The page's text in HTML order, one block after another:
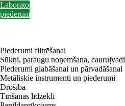
Laboratorijas
piederumi
Piederumi filtrēšanai
Sūkņi, paraugu noņemšana, cauruļvadi
Piederumi glabāšanai un pārvadāšanai
Metāliskie instrumenti un piederumi
Drošība
Tīrīšanas līdzekli